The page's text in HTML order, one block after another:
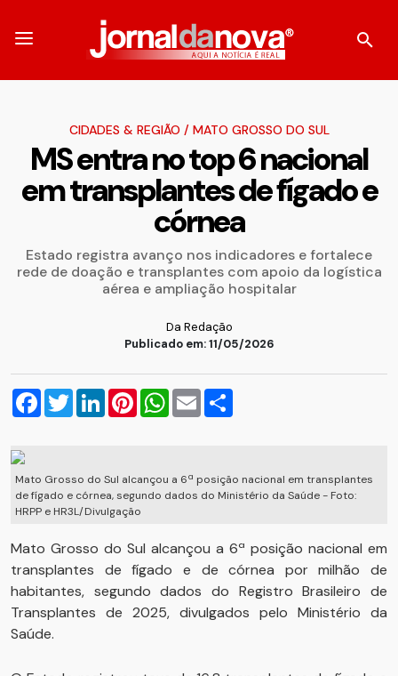
CIDADES & REGIÃO / MATO GROSSO DO SUL
MS entra no top 6 nacional
em transplantes de fígado e
córnea
Estado registra avanço nos indicadores e fortalece
rede de doação e transplantes com apoio da logística
aérea e ampliação hospitalar
Da Redação
Publicado em: 11/05/2026
Facebook
TwitterLinkedInPinterestWhatsApp
Email
Mato Grosso do Sul alcançou a 6ª posição nacional em transplantes
de fígado e córnea, segundo dados do Ministério da Saúde - Foto:
HRPP e HR3L/Divulgação
Mato Grosso do Sul alcançou a 6ª posição nacional em
transplantes de fígado e de córnea por milhão de
habitantes, segundo dados do Registro Brasileiro de
Transplantes de 2025, divulgados pelo Ministério da
Saúde.